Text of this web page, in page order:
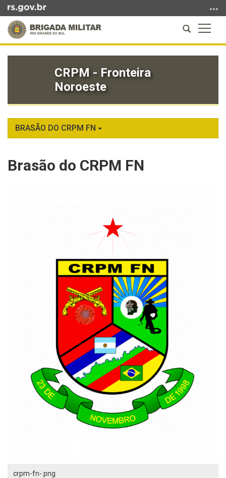
para
conteúdo
busca
a
Abrir
a
busca
CRPM - Fronteira
Noroeste
BRASÃO DO CRPM FN
Brasão do CRPM FN
crpm-fn-.png